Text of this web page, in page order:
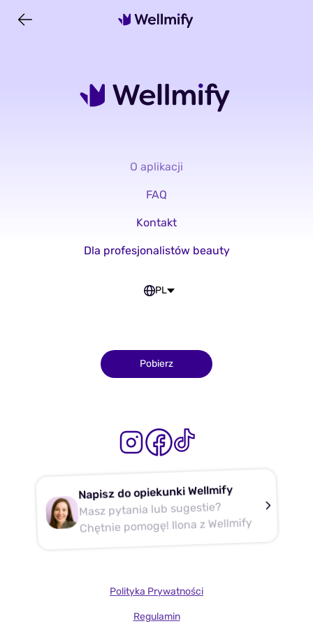
O aplikacji
FAQ
Kontakt
Dla profesjonalistów beauty
PL
Pobierz
Napisz do opiekunki Wellmify
Masz pytania lub sugestie?
Chętnie pomogę! Ilona z Wellmify
Polityka Prywatności
Regulamin